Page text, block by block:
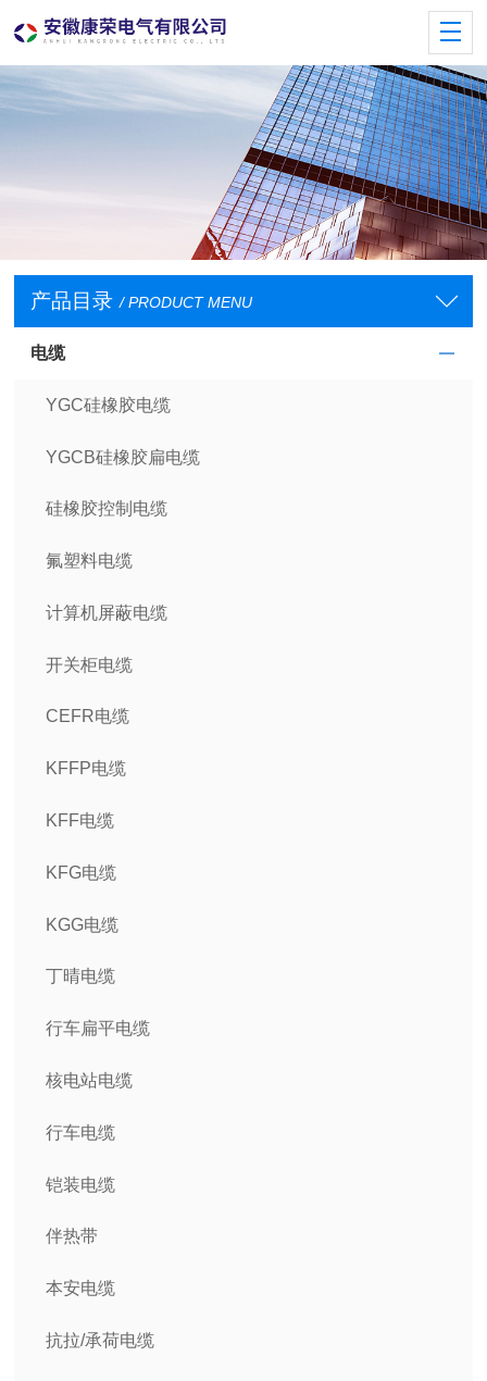
产品目录 / PRODUCT MENU
电缆
YGC硅橡胶电缆
YGCB硅橡胶扁电缆
硅橡胶控制电缆
氟塑料电缆
计算机屏蔽电缆
开关柜电缆
CEFR电缆
KFFP电缆
KFF电缆
KFG电缆
KGG电缆
丁晴电缆
行车扁平电缆
核电站电缆
行车电缆
铠装电缆
伴热带
本安电缆
抗拉/承荷电缆